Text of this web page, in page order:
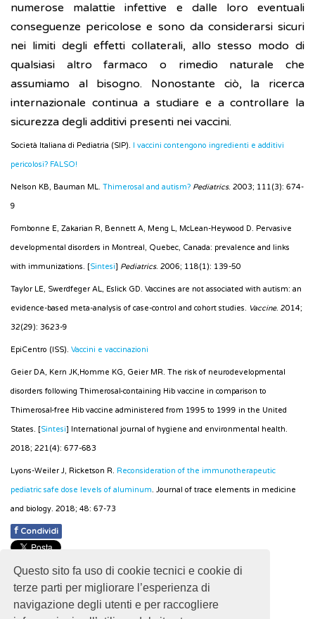
Questo sito fa uso di cookie tecnici e cookie di
terze parti per migliorare l’esperienza di
navigazione degli utenti e per raccogliere
numerose malattie infettive e dalle loro eventuali
conseguenze pericolose e sono da considerarsi sicuri
nei limiti degli effetti collaterali, allo stesso modo di
qualsiasi altro farmaco o rimedio naturale che
assumiamo al bisogno. Nonostante ciò, la ricerca
internazionale continua a studiare e a controllare la
sicurezza degli additivi presenti nei vaccini.
Società Italiana di Pediatria (SIP). I vaccini contengono ingredienti e additivi
pericolosi? FALSO!
Nelson KB, Bauman ML. Thimerosal and autism? Pediatrics. 2003; 111(3): 674-
9
Fombonne E, Zakarian R, Bennett A, Meng L, McLean-Heywood D. Pervasive
developmental disorders in Montreal, Quebec, Canada: prevalence and links
with immunizations. [Sintesi] Pediatrics. 2006; 118(1): 139-50
Taylor LE, Swerdfeger AL, Eslick GD. Vaccines are not associated with autism: an
evidence-based meta-analysis of case-control and cohort studies. Vaccine. 2014;
32(29): 3623-9
EpiCentro (ISS). Vaccini e vaccinazioni
Geier DA, Kern JK,Homme KG, Geier MR. The risk of neurodevelopmental
disorders following Thimerosal-containing Hib vaccine in comparison to
Thimerosal-free Hib vaccine administered from 1995 to 1999 in the United
States. [Sintesi] International journal of hygiene and environmental health.
2018; 221(4): 677-683
Lyons-Weiler J, Ricketson R. Reconsideration of the immunotherapeutic
pediatric safe dose levels of aluminum. Journal of trace elements in medicine
and biology. 2018; 48: 67-73
f Condividi
Pubblicato: 05 Aprile 2019
- Ultimo aggiornamento: 30 Ottobre 2024